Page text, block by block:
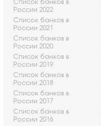
России 2022
Список банков в
России 2021
Список банков в
России 2020
Список банков в
России 2019
Список банков в
России 2018
Список банков в
России 2017
Список банков в
России 2016